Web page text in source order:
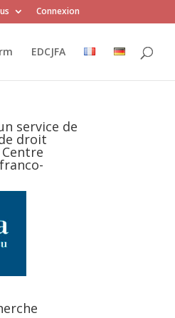
Connexion
EDCJFA
service de
droit